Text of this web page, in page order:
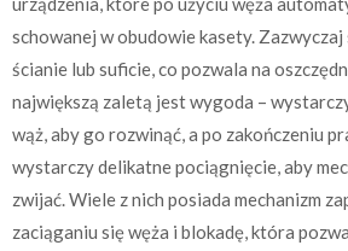
schowanej w obudowie kasety.
ścianie lub suficie, co pozwala na
największą zaletą jest wygoda –
wąż, aby go rozwinąć, a po zakończeniu
wystarczy delikatne pociągnięcie, aby
zwijać. Wiele z nich posiada mechanizm
zaciąganiu się węża i blokadę, która